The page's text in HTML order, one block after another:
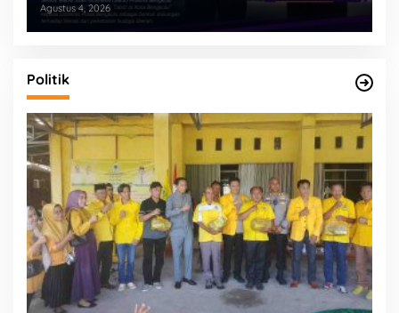
Agustus 4, 2026
Politik